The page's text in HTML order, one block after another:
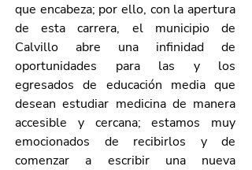
que encabeza; por ello, con la apertura
de esta carrera, el municipio de
Calvillo abre una infinidad de
oportunidades para las y los
egresados de educación media que
desean estudiar medicina de manera
accesible y cercana; estamos muy
emocionados de recibirlos y de
comenzar a escribir una nueva